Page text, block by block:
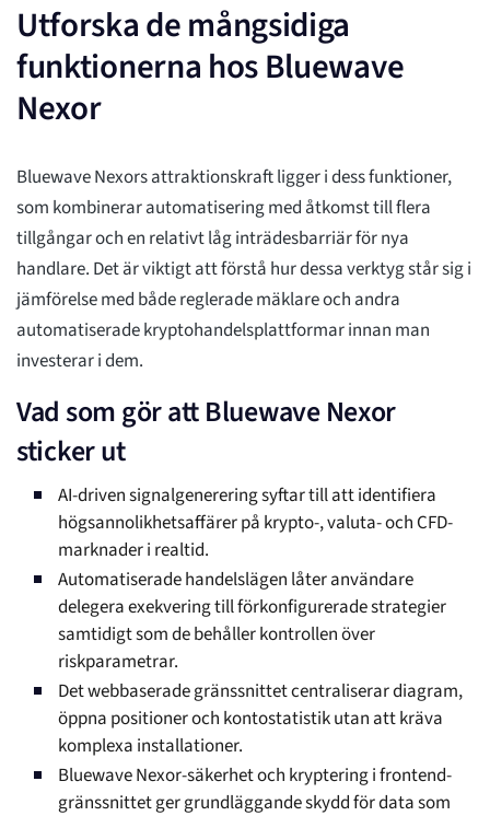
Utforska de mångsidiga
funktionerna hos Bluewave
Nexor
Bluewave Nexors attraktionskraft ligger i dess funktioner,
som kombinerar automatisering med åtkomst till flera
tillgångar och en relativt låg inträdesbarriär för nya
handlare. Det är viktigt att förstå hur dessa verktyg står sig i
jämförelse med både reglerade mäklare och andra
automatiserade kryptohandelsplattformar innan man
investerar i dem.
Vad som gör att Bluewave Nexor
sticker ut
AI-driven signalgenerering syftar till att identifiera
högsannolikhetsaffärer på krypto-, valuta- och CFD-
marknader i realtid.
Automatiserade handelslägen låter användare
delegera exekvering till förkonfigurerade strategier
samtidigt som de behåller kontrollen över
riskparametrar.
Det webbaserade gränssnittet centraliserar diagram,
öppna positioner och kontostatistik utan att kräva
komplexa installationer.
Bluewave Nexor-säkerhet och kryptering i frontend-
gränssnittet ger grundläggande skydd för data som